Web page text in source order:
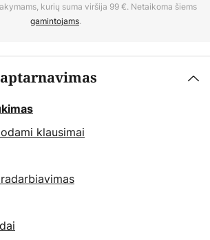
kurių suma viršija 99 €. Netaikoma šiems
gamintojams.
klausimai